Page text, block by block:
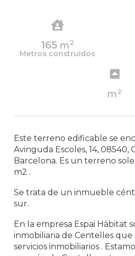
165m2
Metros construidos
m2
Este terreno edificable se
Avinguda Escoles, 14, 08540,
Barcelona. Es un terreno
m2 .
Se trata de un inmueble
sur.
En la empresa Espai Hàbitat
inmobiliaria de Centelles que
servicios inmobiliarios .